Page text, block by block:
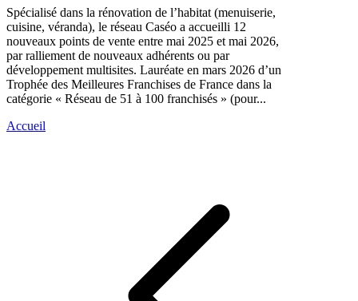
Spécialisé dans la rénovation de l’habitat (menuiserie,
cuisine, véranda), le réseau Caséo a accueilli 12
nouveaux points de vente entre mai 2025 et mai 2026,
par ralliement de nouveaux adhérents ou par
développement multisites. Lauréate en mars 2026 d’un
Trophée des Meilleures Franchises de France dans la
catégorie « Réseau de 51 à 100 franchisés » (pour...
Accueil